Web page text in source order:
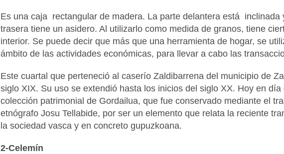
Es una caja rectangular de madera. La parte delantera está inclinada
trasera tiene un asidero. Al utilizarlo como medida de granos, tiene
interior. Se puede decir que más que una herramienta de hogar, se
ámbito de las actividades económicas, para llevar a cabo las
Este cuartal que perteneció al caserío Zaldibarrena del municipio de
siglo XIX. Su uso se extendió hasta los inicios del siglo XX. Hoy en día
colección patrimonial de Gordailua, que fue conservado mediante el
etnógrafo Josu Tellabide, por ser un elemento que relata la reciente
la sociedad vasca y en concreto gupuzkoana.
2-Celemín